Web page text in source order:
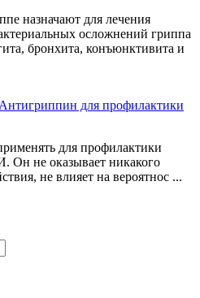
назначают для лечения
осложнений гриппа
бронхита, конъюнктивита и
для профилактики
для профилактики
Он не оказывает никакого
не влияет на вероятнос ...